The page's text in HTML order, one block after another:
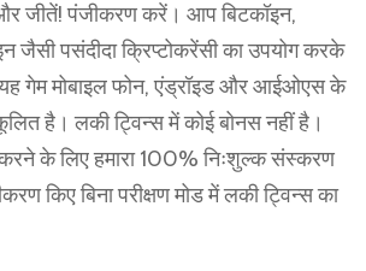
जीतें! पंजीकरण करें। आप बिटकॉइन,
जैसी पसंदीदा क्रिप्टोकरेंसी का उपयोग करके
मोबाइल फोन, एंड्रॉइड और आईओएस के
है। लकी ट्विन्स में कोई बोनस नहीं है।
के लिए हमारा 100% निःशुल्क संस्करण
किए बिना परीक्षण मोड में लकी ट्विन्स का